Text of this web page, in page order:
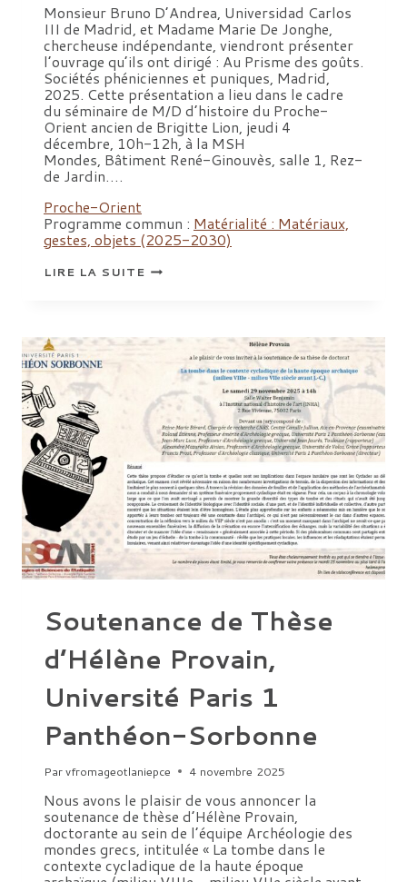
Monsieur Bruno D’Andrea, Universidad Carlos
III de Madrid, et Madame Marie De Jonghe,
chercheuse indépendante, viendront présenter
l’ouvrage qu’ils ont dirigé : Au Prisme des goûts.
Sociétés phéniciennes et puniques, Madrid,
2025. Cette présentation a lieu dans le cadre
du séminaire de M/D d’histoire du Proche-
Orient ancien de Brigitte Lion, jeudi 4
décembre, 10h-12h, à la MSH
Mondes, Bâtiment René-Ginouvès, salle 1, Rez-
de Jardin….
Proche-Orient
Programme commun : Matérialité : Matériaux,
gestes, objets (2025-2030)
LIRE LA SUITEPRÉSENTATION
DE
GOÛTS.
SOCIÉTÉS
PHÉNICIENNES
PUNIQUES »,
BRUNO
D’ANDREA
ET
MARIE
DE
JONGHE
Soutenance de Thèse
d’Hélène Provain,
Université Paris 1
Panthéon-Sorbonne
Parvfromageotlaniepce 4 novembre 2025
Nous avons le plaisir de vous annoncer la
soutenance de thèse d’Hélène Provain,
doctorante au sein de l’équipe Archéologie des
mondes grecs, intitulée « La tombe dans le
contexte cycladique de la haute époque